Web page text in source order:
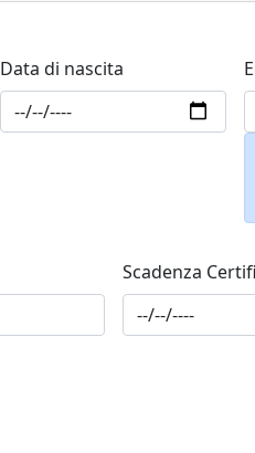
Data di nascita
Scadenza